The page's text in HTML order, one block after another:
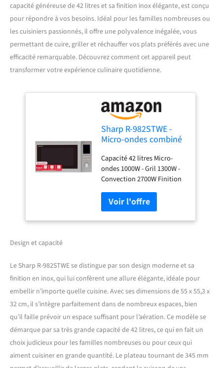
capacité généreuse de 42 litres et sa finition inox élégante, est conçu
pour répondre à vos besoins. Idéal pour les familles nombreuses ou
les cuisiniers passionnés, il offre une polyvalence inégalée, vous
permettant de cuire, griller et réchauffer vos plats préférés avec une
efficacité remarquable. Découvrez comment cet appareil peut
transformer votre expérience culinaire quotidienne.
Sharp R-982STWE -
Micro-ondes combiné
42 litres - Finition Inox
Capacité 42 litres Micro-
ondes 1000W - Gril 1300W -
Convection 2700W Finition
Inox Cavité Inox 5 niveaux
de puissance 10
programmes automatiques
Touche +30 secondes
Design et capacité
Le Sharp R-982STWE se distingue par son design moderne et sa
finition en inox, qui lui confèrent une allure élégante, idéale pour
embellir n’importe quelle cuisine. Avec ses dimensions de 55 x 55,3 x
32 cm, il s’intègre parfaitement dans de nombreux espaces, bien
qu’il faille prévoir un espace suffisant pour l’aération. Ce modèle se
démarque par sa très grande capacité de 42 litres, ce qui en fait un
choix judicieux pour les familles nombreuses ou pour ceux qui
aiment cuisiner en grande quantité. Le plateau tournant de 345 mm